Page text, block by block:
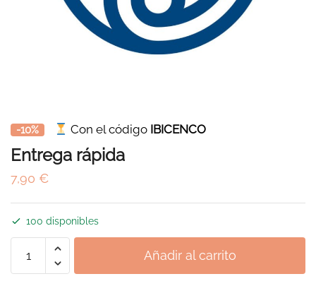
-10% Con el código IBICENCO
Entrega rápida
7,90 €
100 disponibles
rápida
Añadir al carrito